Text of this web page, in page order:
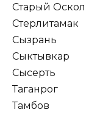
Старый Оскол
Стерлитамак
Сызрань
Сыктывкар
Сысерть
Таганрог
Тамбов